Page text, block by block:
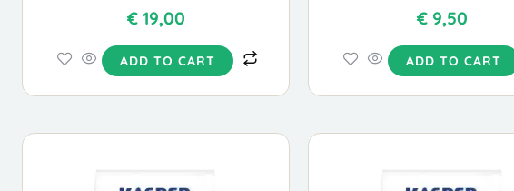
€19,00
ADD TO CART
€9,50
ADD TO CART